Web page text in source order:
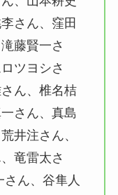
さん、窪田
藤賢一さ
ツヨシさ
ん、椎名桔
さん、真島
井注さん、
竜雷太さ
さん、谷隼人